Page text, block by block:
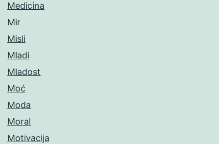
Medicina
Mir
Misli
Mladi
Mladost
Moć
Moda
Moral
Motivacija